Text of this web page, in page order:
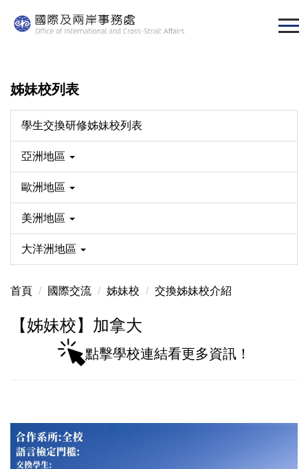
到
容
區
姊妹校列表
學生交換研修姊妹校列表
亞洲地區
歐洲地區
美洲地區
大洋洲地區
首頁 國際交流 姊妹校 交換姊妹校介紹
【姊妹校】加拿大
點擊學校連結看更多資訊！